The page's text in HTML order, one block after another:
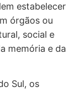
estabelecer
órgãos ou
social e
memória e da
Sul, os